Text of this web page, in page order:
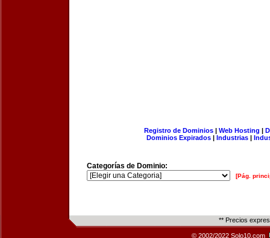
Registro de Dominios| Web Hosting |
Dominios Expirados | Industrias |
Categorías de Dominio:
[Pág.
** Precios
© 2002/2022 Solo10.com